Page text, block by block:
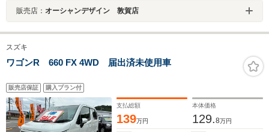
販売店： オーシャンデザイン 敦賀店
スズキ
ワゴンR 660 FX 4WD 届出済未使用車
販売店保証 購入プラン付
支払総額
139万円
本体価格
129.8万円